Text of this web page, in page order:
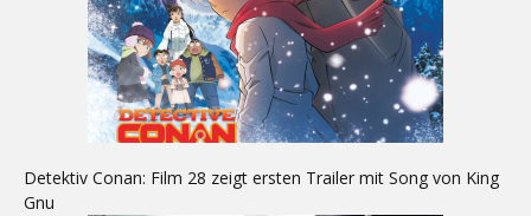
Detektiv Conan: Film 28 zeigt ersten Trailer mit Song von King
Gnu